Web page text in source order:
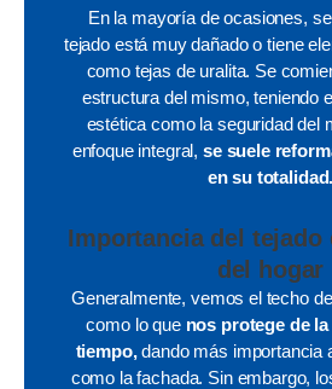
En la mayoría de ocasiones,
tejado está muy dañado o tiene
como tejas de uralita. Se
estructura del mismo, teniendo
estética como la seguridad del
enfoque integral, se suele
en su totalidad.
Importancia del tejado
del hogar
Generalmente, vemos el techo
como lo que nos protege de
tiempo,dando más importancia
como la fachada. Sin embargo,